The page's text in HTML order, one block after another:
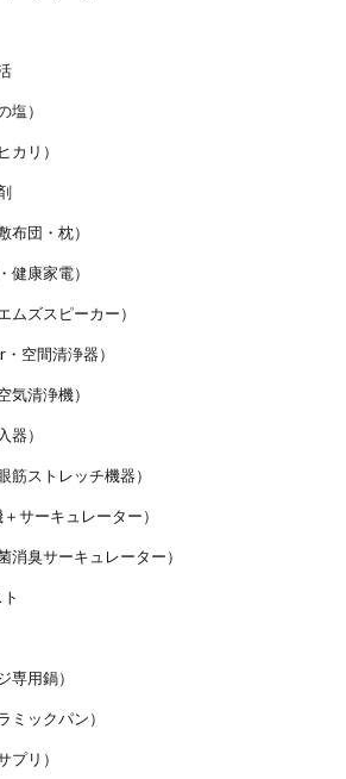
塩）
カリ）
布団・枕）
健康家電）
ムズスピーカー）
空間清浄器）
気清浄機）
器）
筋ストレッチ機器）
サーキュレーター）
消臭サーキュレーター）
専用鍋）
ミックパン）
プリ）